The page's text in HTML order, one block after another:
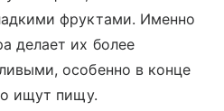
фруктами. Именно
делает их более
особенно в конце
ищут пищу.